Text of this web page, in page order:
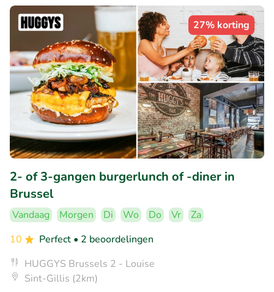
27% korting
2- of 3-gangen burgerlunch of -diner in
Brussel
Vandaag Morgen Di Wo Do Vr
Za
10
Perfect • 2 beoordelingen
HUGGYS Brussels 2 - Louise
Sint-Gillis (2km)